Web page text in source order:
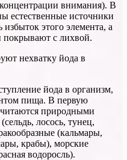
внимания). В
естественные источники
этого элемента, а
покрывают с лихвой.
нехватку йода в
йода в организм,
пища. В первую
природными
лосось, тунец,
(кальмары,
крабы), морские
водоросль).